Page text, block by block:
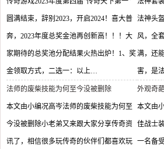
圆满结束，辞别2023，开启2024！喜大普
奔，2023年度总奖金池再创新高！！！大
家期待的总奖池分配结果火热出炉！1、奖
金领取方式，二选一：以上…
法神头
风，全
满，还
害，是
法师的废柴技能为何至今没被删除
本文由小编况高岑法师的废柴技能为何至
今没被删除小老弟又来跟大家分享传奇资
讯了，相信很多玩传奇的伙伴们都喜欢玩
外观奇
本文由
佳战士
一名备